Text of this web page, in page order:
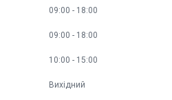
09:00 18:00
09:00 18:00
10:00 15:00
Вихідний